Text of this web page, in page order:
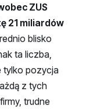
ZUS
21 miliardów
blisko
ta liczba,
tylko pozycja
z tych
trudne